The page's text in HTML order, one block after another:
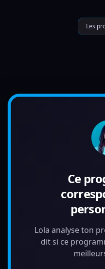
Les
Ce
Lola analyse ton
dit si ce